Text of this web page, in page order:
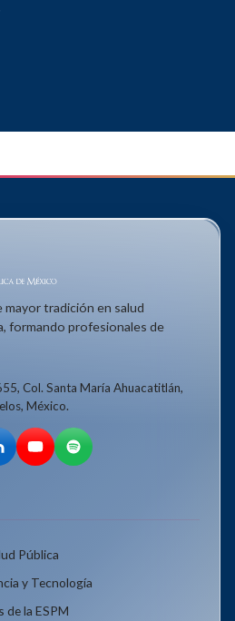
tradición en salud
formando profesionales de
Col. Santa María Ahuacatitlán,
México.
Pública
y Tecnología
de la ESPM